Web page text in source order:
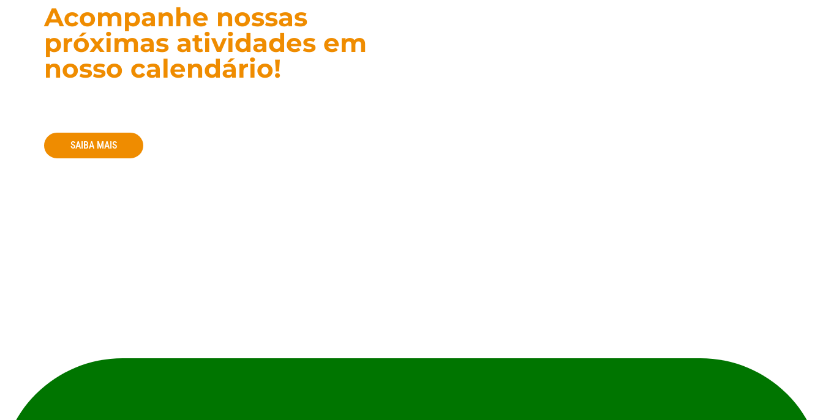
Acompanhe nossas
próximas atividades em
nosso calendário!
SAIBA MAIS